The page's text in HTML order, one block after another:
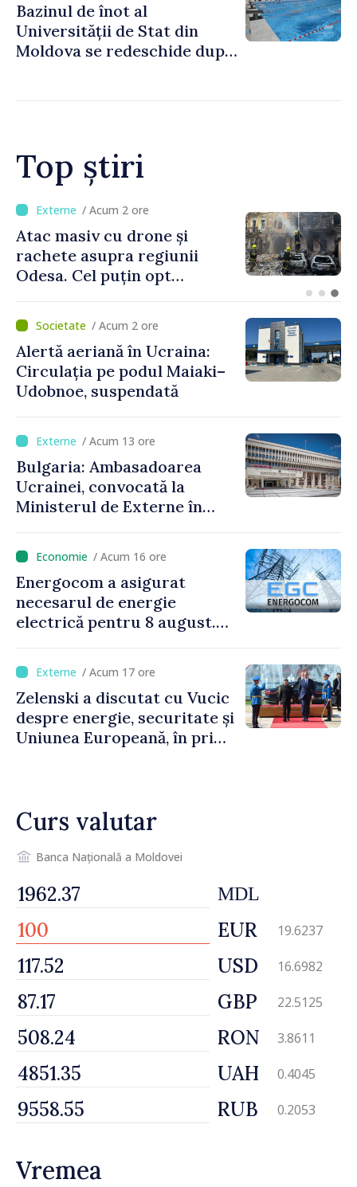
Bazinul de înot al
Universității de Stat din
Moldova se redeschide după
Top știri
/ Acum 1 oră
Orașele din Republica
Moldova se pot înscrie în
cursa pentru titlul de
Culturii 2033”
/ Acum 2 ore
Alertă aeriană în Ucraina:
Circulația pe podul Maiaki–
Udobnoe, suspendată
/ Acum 13 ore
Bulgaria: Ambasadoarea
Ucrainei, convocată la
Ministerul de Externe în
/ Acum 16 ore
Energocom a asigurat
necesarul de energie
electrică pentru 8 august.
cetățenii să reducă
consumul în orele de vârf
/ Acum 17 ore
Zelenski a discutat cu Vucic
despre energie, securitate și
Uniunea Europeană, în prima
Curs valutar
Banca Națională a Moldovei
MDL
EUR 19.6237
USD 16.6982
GBP 22.5125
RON 3.8611
UAH 0.4045
RUB 0.2053
Vremea